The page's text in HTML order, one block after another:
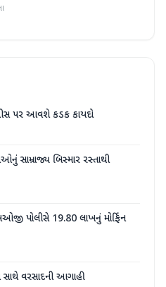
પર આવશે કડક કાયદો
સામ્રાજ્ય બિસ્માર રસ્તાથી
પોલીસે 19.80 લાખનું મોર્ફિન
વરસાદની આગાહી